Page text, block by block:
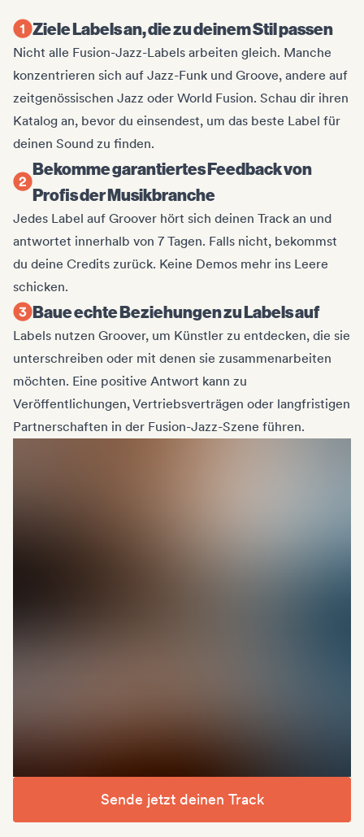
Ziele Labels an, die zu deinem Stil passen
Nicht alle Fusion-Jazz-Labels arbeiten gleich. Manche
konzentrieren sich auf Jazz-Funk und Groove, andere auf
zeitgenössischen Jazz oder World Fusion. Schau dir ihren
Katalog an, bevor du einsendest, um das beste Label für
deinen Sound zu finden.
Bekomme garantiertes Feedback von
Profis der Musikbranche
Jedes Label auf Groover hört sich deinen Track an und
antwortet innerhalb von 7 Tagen. Falls nicht, bekommst
du deine Credits zurück. Keine Demos mehr ins Leere
schicken.
Baue echte Beziehungen zu Labels auf
Labels nutzen Groover, um Künstler zu entdecken, die sie
unterschreiben oder mit denen sie zusammenarbeiten
möchten. Eine positive Antwort kann zu
Veröffentlichungen, Vertriebsverträgen oder langfristigen
Partnerschaften in der Fusion-Jazz-Szene führen.
Sende jetzt deinen Track